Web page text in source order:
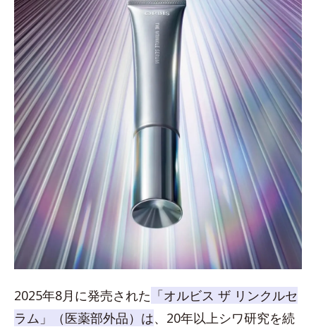
2025年8月に発売された 「オルビス ザ リンクルセ
ラム」（医薬部外品）は、20年以上シワ研究を続